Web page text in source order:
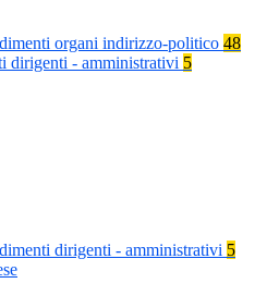
organi indirizzo-politico 48
dirigenti - amministrativi 5
dirigenti - amministrativi 5